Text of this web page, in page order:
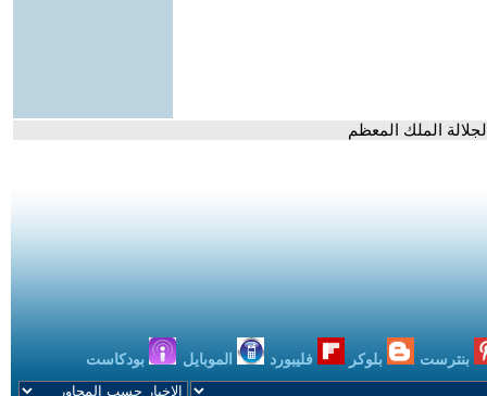
الملك المعظم
بنترست بلوكر فليبورد الموبايل بودكاست